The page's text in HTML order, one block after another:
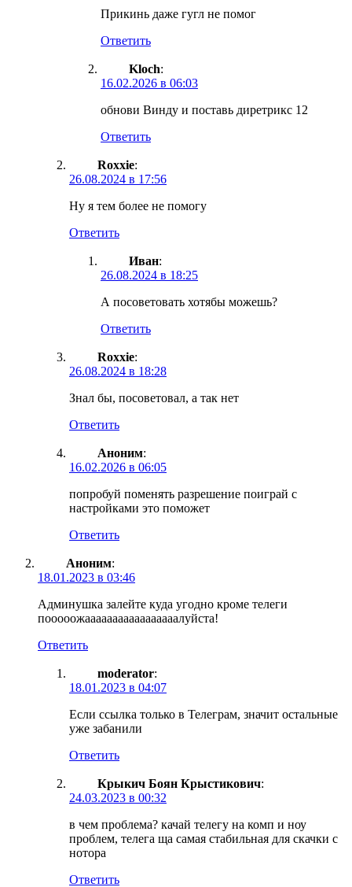
Прикинь даже гугл не помог
Ответить
Kloch:
16.02.2026 в 06:03
обнови Винду и поставь диретрикс 12
Ответить
Roxxie:
26.08.2024 в 17:56
Ну я тем более не помогу
Ответить
Иван:
26.08.2024 в 18:25
А посоветовать хотябы можешь?
Ответить
Roxxie:
26.08.2024 в 18:28
Знал бы, посоветовал, а так нет
Ответить
Аноним:
16.02.2026 в 06:05
попробуй поменять разрешение поиграй с
настройками это поможет
Ответить
Аноним:
18.01.2023 в 03:46
Админушка залейте куда угодно кроме телеги
пооооожааааааааааааааааалуйста!
Ответить
moderator:
18.01.2023 в 04:07
Если ссылка только в Телеграм, значит остальные
уже забанили
Ответить
Крыкич Боян Крыстикович:
24.03.2023 в 00:32
в чем проблема? качай телегу на комп и ноу
проблем, телега ща самая стабильная для скачки с
нотора
Ответить